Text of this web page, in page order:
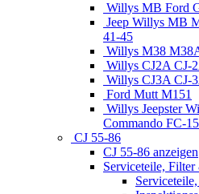
Willys MB Ford
Jeep Willys MB
41-45
Willys M38
Willys CJ2A CJ-
Willys CJ3A CJ-
Ford Mutt M151
Willys Jeepster
Commando FC-
CJ 55-86
CJ 55-86 anzeigen
Serviceteile,